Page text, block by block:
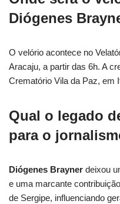
Diógenes
O velório acontece no
Aracaju, a partir das 6h. A
Crematório Vila da Paz, em
Qual o legado
para o
Diógenes Brayner deixou
e uma marcante
de Sergipe, influenciando